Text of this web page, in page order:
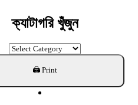
ক্যাটাগরি খুঁজুন
ক্যাটাগরি
খুঁজুন